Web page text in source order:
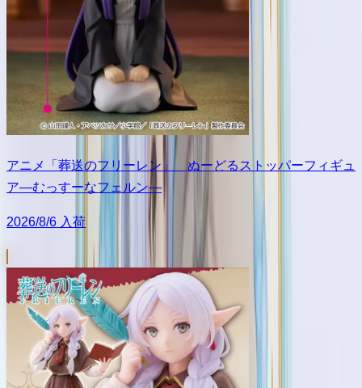
アニメ「葬送のフリーレン」 ぬーどるストッパーフィギュ
ア―むっすーなフェルン―
2026/8/6 入荷